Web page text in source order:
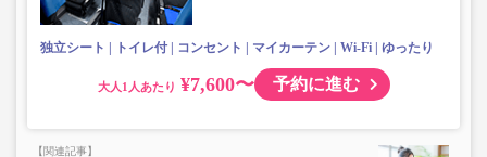
・ブランケットについては、現在貸し出しサービスを停止
・カーテンはA席とB席の間、B席とC席の間（C席より）に
独立シート トイレ付 コンセント マイカーテン Wi-Fi ゆったり
大人 ¥7,600〜 予約に進む